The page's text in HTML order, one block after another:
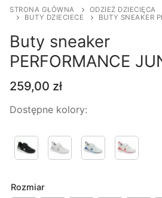
STRONA GŁÓWNA ODZIEŻ DZIECIĘCA
BUTY DZIECIECE
BUTY SNEAKER
Buty sneaker
PERFORMANCE
259,00 zł
Dostępne kolory:
Rozmiar